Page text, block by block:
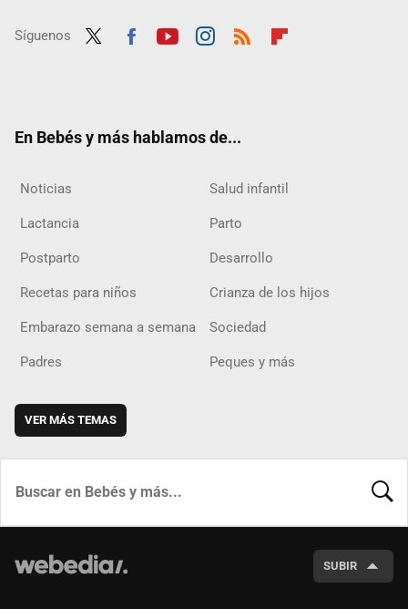
Síguenos
En Bebés y más hablamos de...
Noticias Salud infantil
Lactancia Parto
Postparto Desarrollo
Recetas para niños Crianza de los hijos
Embarazo semana a semana Sociedad
Padres Peques y más
VER MÁS TEMAS
SUBIR